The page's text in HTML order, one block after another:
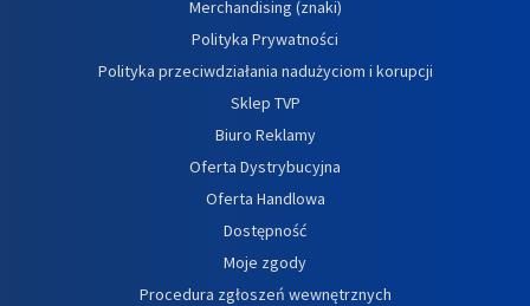
Merchandising (znaki)
Polityka Prywatności
Polityka przeciwdziałania nadużyciom i korupcji
Sklep TVP
Biuro Reklamy
Oferta Dystrybucyjna
Oferta Handlowa
Dostępność
Moje zgody
Procedura zgłoszeń wewnętrznych